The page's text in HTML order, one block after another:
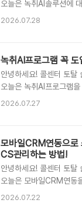
불편하게 느끼는 시스템
중요한 것은 기능의 많고
기업 운영 환경에 얼마나
설정되느냐입니다. 맞춤
오늘은 녹취AI솔루션에
구체적으로 알아보는 시
쌓여가는데 분석할 방법
차지하거나, 필요한 통화
재생해야 하는 비효율이
녹취AI솔루션은 이 상황
전체를 스마트하게 만드
녹취AI솔루션의 가장 기본
STT(Speech to Text),
자동 변환하는 기술입니
2026.07.28
녹취AI프로그램 꼭
안녕하세요! 콜센터 토탈
오늘은 녹취AI프로그램
이유에 대해 구체적으로
분석하고 실질적인 인사
완전히 다른 차원의 이야
건의 녹취 파일이 쌓여 있
분석하는 데 엄청난 시간
있지만 활용하지 못하는
2026.07.27
모바일CRM연동으로
CS관리하는 방법!
안녕하세요! 콜센터 토탈
오늘은 모바일CRM연동
CS관리하는 방법에 대해
2026.07.22